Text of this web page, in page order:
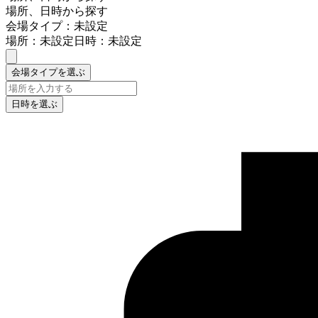
場所、日時から探す
会場タイプ：未設定
場所：未設定日時：未設定
会場タイプを選ぶ
日時を選ぶ